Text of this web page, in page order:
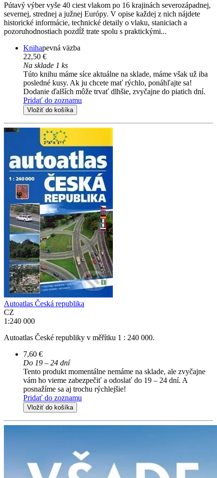
Pútavý výber vyše 40 ciest vlakom po 16 krajinách severozápadnej,
severnej, strednej a južnej Európy. V opise každej z nich nájdete
historické informácie, technické detaily o vlaku, staniciach a
pozoruhodnostiach pozdĺž trate spolu s praktickými...
Knihapevná väzba
22,50 €
Na sklade 1 ks
Túto knihu máme síce aktuálne na sklade, máme však už iba
posledné kusy. Ak ju chcete mať rýchlo, ponáhľajte sa!
Dodanie ďalších môže trvať dlhšie, zvyčajne do piatich dní.
Pridať do zoznamu
Vložiť do košíka
Autoatlas Česká republika
CZ
1:240 000
Autoatlas České republiky v měřítku 1 : 240 000.
7,60 €
Do 19 – 24 dní
Tento produkt momentálne nemáme na sklade, ale zvyčajne
vám ho vieme zabezpečiť a odoslať do 19 – 24 dní. A
posnažíme sa aj trochu rýchlejšie!
Pridať do zoznamu
Vložiť do košíka